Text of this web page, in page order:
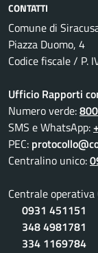
CONTATTI
Comune di
Piazza Duomo, 4
Codice fiscale /
Ufficio Rapporti
Numero verde:
SMS e WhatsApp:
PEC:
Centralino unico:
Centrale operativa
0931 451151
348 4981781
334 1169784